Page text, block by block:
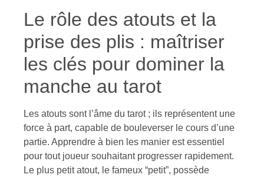
Le rôle des atouts et la
prise des plis : maîtriser
les clés pour dominer la
manche au tarot
Les atouts sont l’âme du tarot ; ils représentent une
force à part, capable de bouleverser le cours d’une
partie. Apprendre à bien les manier est essentiel
pour tout joueur souhaitant progresser rapidement.
Le plus petit atout, le fameux “petit”, possède